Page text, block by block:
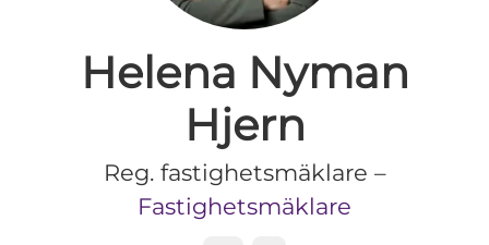
Helena Nyman
Hjern
Reg. fastighetsmäklare –
Fastighetsmäklare